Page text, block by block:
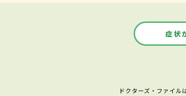
症状
ドクターズ・ファイル